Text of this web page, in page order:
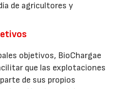
de agricultores y
objetivos, BioChargae
que las explotaciones
de sus propios